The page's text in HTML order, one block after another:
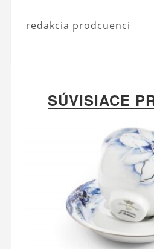
redakcia prodcuenci
SÚVISIACE